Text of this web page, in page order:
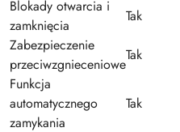
Blokady otwarcia i
zamknięcia
Tak
Zabezpieczenie
przeciwzgnieceniowe
Tak
Funkcja
automatycznego
zamykania
Tak